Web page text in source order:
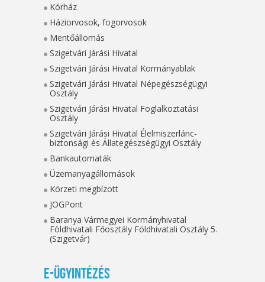
Kórház
Háziorvosok, fogorvosok
Mentőállomás
Szigetvári Járási Hivatal
Szigetvári Járási Hivatal Kormányablak
Szigetvári Járási Hivatal Népegészségügyi
Osztály
Szigetvári Járási Hivatal Foglalkoztatási
Osztály
Szigetvári Járási Hivatal Élelmiszerlánc-
biztonsági és Állategészségügyi Osztály
Bankautomaták
Üzemanyagállomások
Körzeti megbízott
JOGPont
Baranya Vármegyei Kormányhivatal
Földhivatali Főosztály Földhivatali Osztály 5.
(Szigetvár)
E-ügyintézés